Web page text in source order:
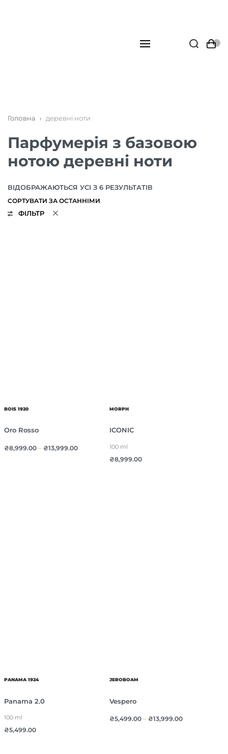
Головна › деревні ноти
Парфумерія з базовою
нотою деревні ноти
ВІДОБРАЖАЮТЬСЯ УСІ З 6 РЕЗУЛЬТАТІВ
ФІЛЬТР
BOIS 1920
Oro Rosso
₴8,999.00– ₴13,999.00
MORPH
ICONIC
100 ml
₴8,999.00
PANAMA 1924
Panama 2.0
100 ml
₴5,499.00
JEROBOAM
Vespero
₴5,499.00 – ₴13,999.00